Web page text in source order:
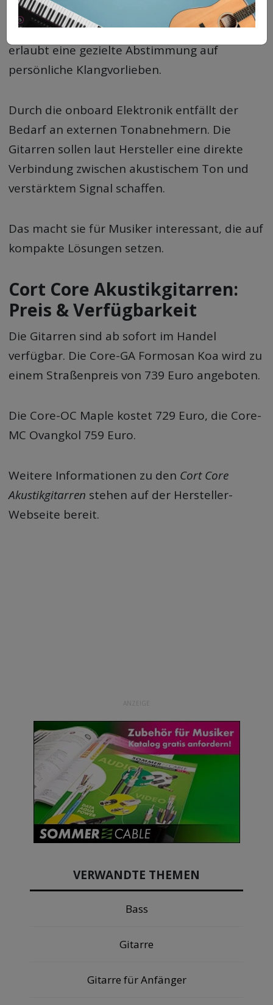
Die Auswahl unterschiedlicher Tonhölzer
erlaubt eine gezielte Abstimmung auf
persönliche Klangvorlieben.
Durch die onboard Elektronik entfällt der
Bedarf an externen Tonabnehmern. Die
Gitarren sollen laut Hersteller eine direkte
Verbindung zwischen akustischem Ton und
verstärktem Signal schaffen.
Das macht sie für Musiker interessant, die auf
kompakte Lösungen setzen.
Cort Core Akustikgitarren:
Preis & Verfügbarkeit
Die Gitarren sind ab sofort im Handel
verfügbar. Die Core-GA Formosan Koa wird zu
einem Straßenpreis von 739 Euro angeboten.
Die Core-OC Maple kostet 729 Euro, die Core-
MC Ovangkol 759 Euro.
Weitere Informationen zu den Cort Core
Akustikgitarren stehen auf der Hersteller-
Webseite bereit.
ANZEIGE
VERWANDTE THEMEN
Bass
Gitarre
Gitarre für Anfänger